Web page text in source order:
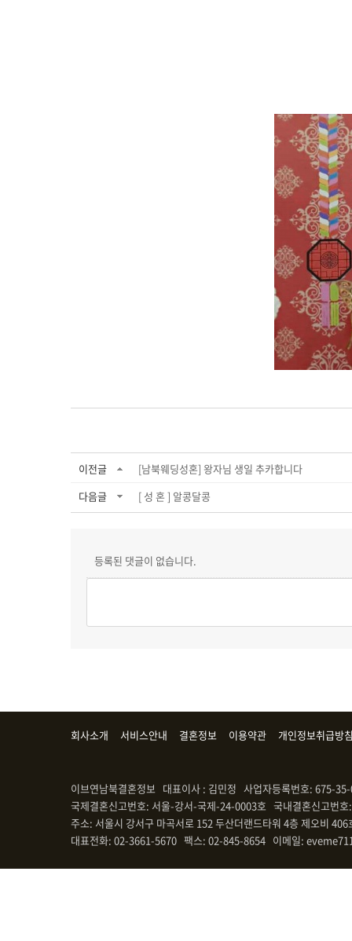
이전글
[남북웨딩성혼] 왕자님 생일 추카합니다
다음글
[ 성 혼 ] 알콩달콩
등록된 댓글이 없습니다.
회사소개 서비스안내 결혼정보 이용약관 개인정보취급방
이브연남북결혼정보 대표이사 : 김민정 사업자등록번호: 675-
국제결혼신고번호: 서울-강서-국제-24-0003호 국내결혼신고번
주소: 서울시 강서구 마곡서로 152 두산더랜드타워 4층 제오비 406
대표전화: 02-3661-5670 팩스: 02-845-8654 이메일: